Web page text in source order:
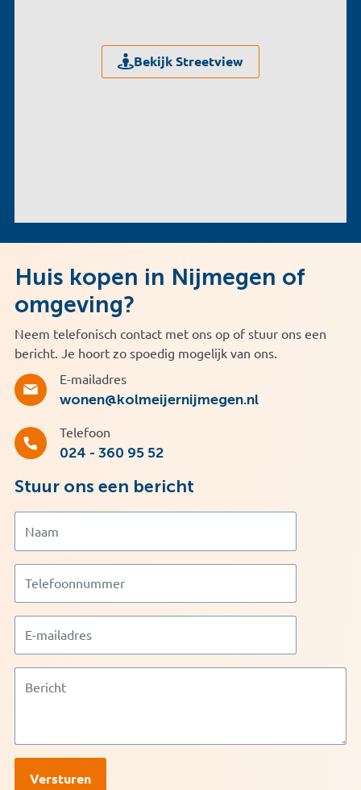
Bekijk Streetview
Huis kopen in Nijmegen of
omgeving?
Neem telefonisch contact met ons op of stuur ons een
bericht. Je hoort zo spoedig mogelijk van ons.
E-mailadres
wonen@kolmeijernijmegen.nl
Telefoon
024 - 360 95 52
Stuur ons een bericht